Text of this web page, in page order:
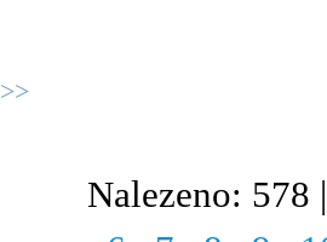
Nalezeno: 578